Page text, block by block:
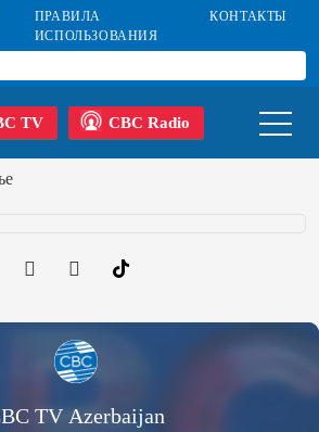
ПРАВИЛА
ИСПОЛЬЗОВАНИЯ
КОНТАКТЫ
TV CBC Radio
TV Azerbaijan